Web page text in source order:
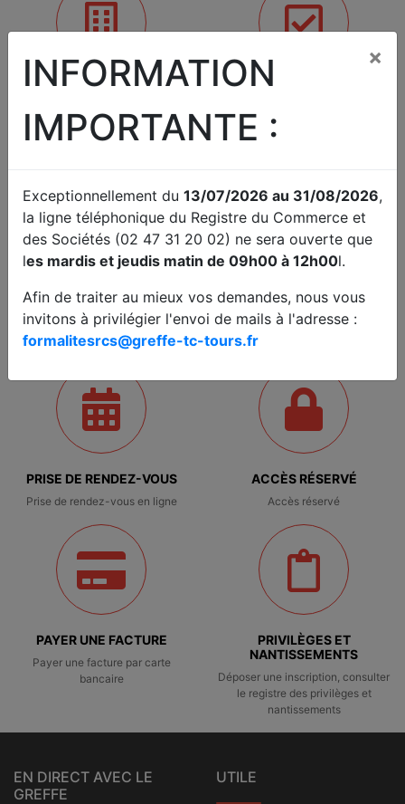
Vos formalités au Registre du
Commerce
Connaître l'avancement de votre
Déposer des comptes sociaux
Fond / Référés / Requêtes.
Traitement de difficultés des
PRISE DE RENDEZ-VOUS
Prise de rendez-vous en ligne
ACCÈS RÉSERVÉ
Accès réservé
PAYER UNE FACTURE
Payer une facture par carte
bancaire
PRIVILÈGES ET
NANTISSEMENTS
Déposer une inscription, consulter
le registre des privilèges et
nantissements
EN DIRECT AVEC LE
GREFFE
UTILE
INFORMATION
IMPORTANTE :
×
Exceptionnellement du 13/07/2026 au 31/08/2026,
la ligne téléphonique du Registre du Commerce et
des Sociétés (02 47 31 20 02) ne sera ouverte que
les mardis et jeudis matin de 09h00 à 12h00l.
Afin de traiter au mieux vos demandes, nous vous
invitons à privilégier l'envoi de mails à l'adresse :
formalitesrcs@greffe-tc-tours.fr